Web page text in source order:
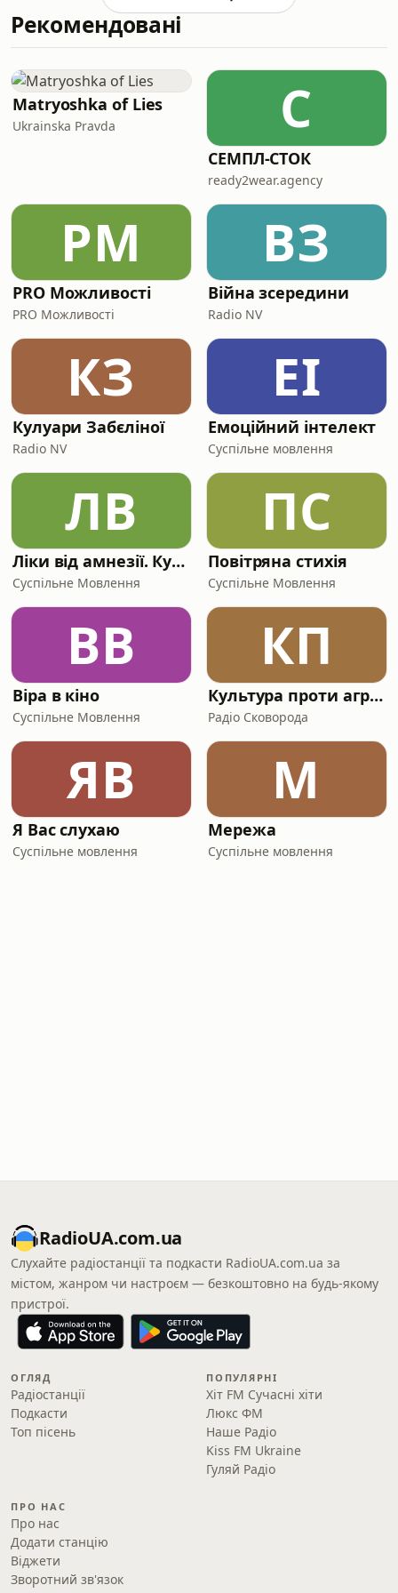
ставайте нашими спонсорами
прямо на You
Patriot Україні.*******Підтримуйте
нашу командуМОНОБАЗА
Patreon
https://www.patreon.com/milinuaPayPal:
paypal@mil.in.uaПриват:
5169335101647408Рахунок в
UAH(IBAN): UA043052
Рекомендовані
Matryoshka of Lies
Ukrainska Pravda С
СЕМПЛ-СТОК
ready2wear.agency
PМ
PRO Можливості
PRO Можливості
ВЗ
Війна зсередини
Radio NV
КЗ
Кулуари Забєліної
Radio NV
ЕІ
Емоційний інтелект
Суспільне мовлення
ЛВ
Ліки від амнезії. Культура безсмертя: памʼять у часі війни
Суспільне Мовлення
ПС
Повітряна стихія
Суспільне Мовлення
ВВ
Віра в кіно
Суспільне Мовлення
КП
Культура проти агресії
Радіо Сковорода
ЯВ
Я Вас слухаю
Суспільне мовлення
М
Мережа
Суспільне мовлення
RadioUA.com.ua
Слухайте радіостанції та подкасти RadioUA.com.ua за
містом, жанром чи настроєм — безкоштовно на будь-якому
пристрої.
ОГЛЯД
Радіостанції
Подкасти
Топ пісень
ПОПУЛЯРНІ
Хіт FM Сучасні хіти
Люкс ФМ
Наше Радіо
Kiss FM Ukraine
Гуляй Радіо
ПРО НАС
Про нас
Додати станцію
Віджети
Зворотний зв'язок